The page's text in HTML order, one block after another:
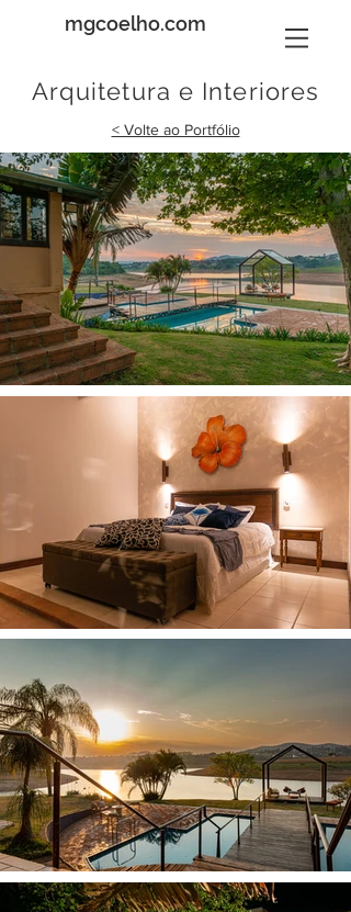
mgcoelho.com
Arquitetura e Interiores
< Volte ao Portfólio